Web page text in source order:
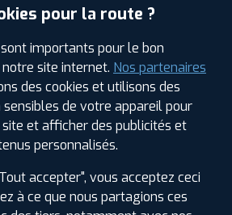
Votre commande
montée et équilibrée :
290.80€
INSTALLER CE PNEU
de disponibilité en agence
pour la route ?
importants pour le bon
site internet. Nos partenaires
des cookies et utilisons des
de votre appareil pour
et afficher des publicités et
personnalisés.
accepter", vous acceptez ceci
à ce que nous partagions ces